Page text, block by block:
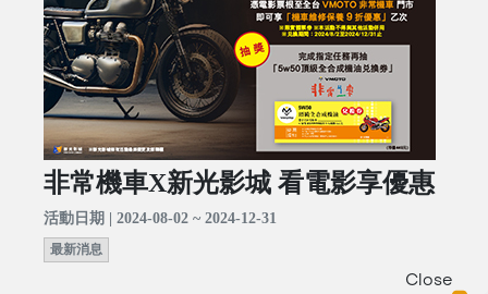
非常機車X新光影城 看電影享優惠
活動日期 | 2024-08-02 ~ 2024-12-31
最新消息
Close